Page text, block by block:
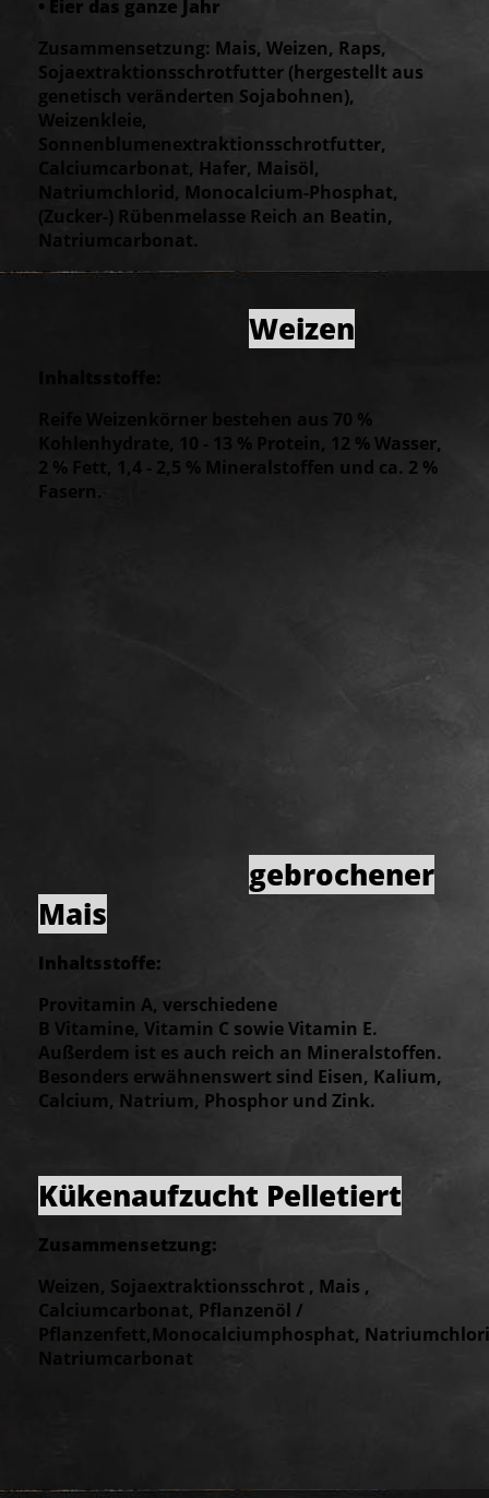
• Eier das ganze Jahr
Zusammensetzung: Mais, Weizen, Raps,
Sojaextraktionsschrotfutter (hergestellt aus
genetisch veränderten Sojabohnen),
Weizenkleie,
Sonnenblumenextraktionsschrotfutter,
Calciumcarbonat, Hafer, Maisöl,
Natriumchlorid, Monocalcium-Phosphat,
(Zucker-) Rübenmelasse Reich an Beatin,
Natriumcarbonat.
Weizen
Reife Weizenkörner bestehen aus 70 %
Kohlenhydrate, 10 - 13 % Protein, 12 % Wasser,
2 % Fett, 1,4 - 2,5 % Mineralstoffen und ca. 2 %
Fasern.
gebrochener
Mais
Inhaltsstoffe:
Provitamin A, verschiedene
B Vitamine, Vitamin C sowie Vitamin E.
Außerdem ist es auch reich an Mineralstoffen.
Besonders erwähnenswert sind Eisen, Kalium,
Calcium, Natrium, Phosphor und Zink.
Kükenaufzucht Pelletiert
Zusammensetzung:
Weizen, Sojaextraktionsschrot , Mais ,
Calciumcarbonat, Pflanzenöl /
Pflanzenfett,Monocalciumphosphat,
Natriumcarbonat